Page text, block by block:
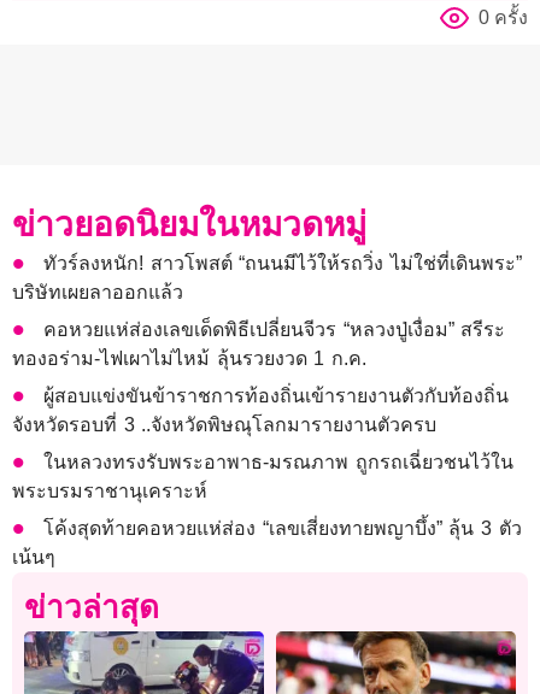
0 ครั้ง
ข่าวยอดนิยมในหมวดหมู่
ทัวร์ลงหนัก! สาวโพสต์ “ถนนมีไว้ให้รถวิ่ง ไม่ใช่ที่เดินพระ”
บริษัทเผยลาออกแล้ว
คอหวยแห่ส่องเลขเด็ดพิธีเปลี่ยนจีวร “หลวงปู่เงื่อม” สรีระ
ทองอร่าม-ไฟเผาไม่ไหม้ ลุ้นรวยงวด 1 ก.ค.
ผู้สอบแข่งขันข้าราชการท้องถิ่นเข้ารายงานตัวกับท้องถิ่น
จังหวัดรอบที่ 3 ..จังหวัดพิษณุโลกมารายงานตัวครบ
ในหลวงทรงรับพระอาพาธ-มรณภาพ ถูกรถเฉี่ยวชนไว้ใน
พระบรมราชานุเคราะห์
โค้งสุดท้ายคอหวยแห่ส่อง “เลขเสี่ยงทายพญาบึ้ง” ลุ้น 3 ตัว
เน้นๆ
ข่าวล่าสุด